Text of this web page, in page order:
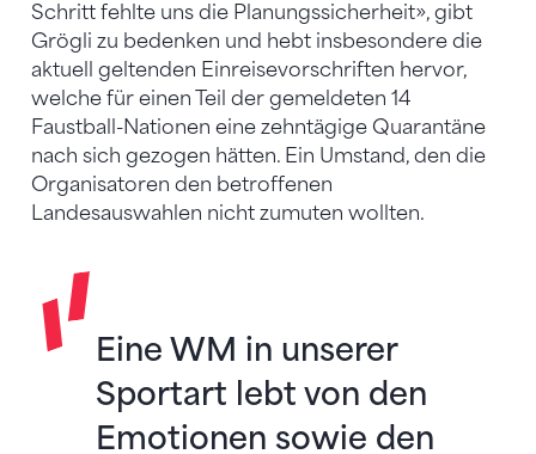
Schritt fehlte uns die Planungssicherheit», gibt
Grögli zu bedenken und hebt insbesondere die
aktuell geltenden Einreisevorschriften hervor,
welche für einen Teil der gemeldeten 14
Faustball-Nationen eine zehntägige Quarantäne
nach sich gezogen hätten. Ein Umstand, den die
Organisatoren den betroffenen
Landesauswahlen nicht zumuten wollten.
Eine WM in unserer
Sportart lebt von den
Emotionen sowie den